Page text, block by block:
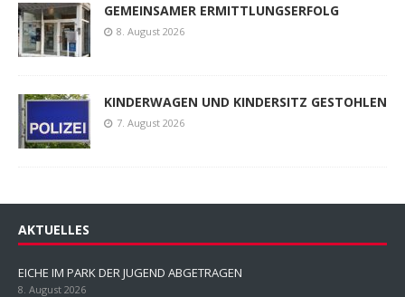
GEMEINSAMER ERMITTLUNGSERFOLG
8. August 2026
KINDERWAGEN UND KINDERSITZ GESTOHLEN
7. August 2026
AKTUELLES
EICHE IM PARK DER JUGEND ABGETRAGEN
8. August 2026